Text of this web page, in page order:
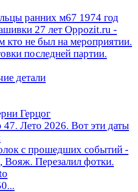
ранних м67 1974 год
27 лет Oppozit.ru -
кто не был на мероприятии.
последней партии.
детали
Герцог
Лето 2026. Вот эти даты
с прошедших событий -
Вояж. Перезалил фотки.